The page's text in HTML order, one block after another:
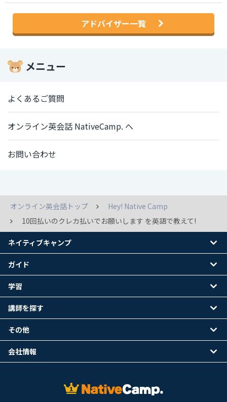
アドバイザー一覧
メニュー
よくあるご質問
オンライン英会話 NativeCamp. へ
お問い合わせ
オンライン英会話トップ
Hey! Native Camp
10回払いのクレカ払いでお願いします を英語で教えて!
ネイティブキャンプ
ガイド
学習
講師を探す
その他
会社情報